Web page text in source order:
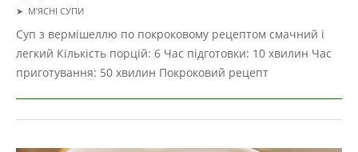
2019-
01-
22
➤ М'ЯСНІ СУПИ
Суп з вермішеллю по покроковому рецептом смачний і
легкий Кількість порцій: 6 Час підготовки: 10 хвилин Час
приготування: 50 хвилин Покроковий рецепт